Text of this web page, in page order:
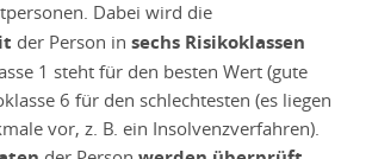
Dabei wird die
der Person in sechs Risikoklassen
1 steht für den besten Wert (gute
6 für den schlechtesten (es liegen
vor, z. B. ein Insolvenzverfahren).